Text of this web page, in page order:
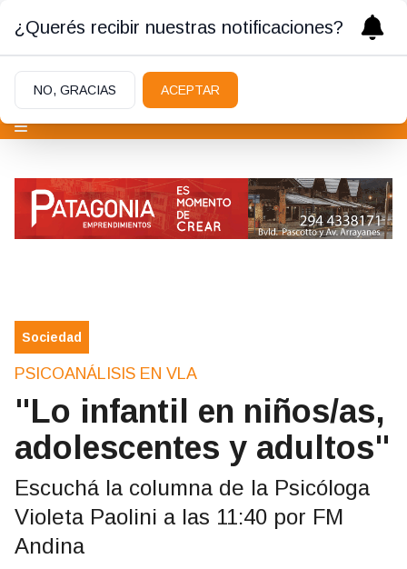
Sociedad
PSICOANÁLISIS EN VLA
"Lo infantil en niños/as,
adolescentes y adultos"
Escuchá la columna de la Psicóloga
Violeta Paolini a las 11:40 por FM
Andina
¿Querés recibir nuestras notificaciones?
NO, GRACIAS ACEPTAR